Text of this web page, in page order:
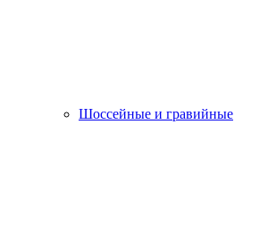
Шоссейные и гравийные